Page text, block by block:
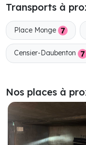
Transports à
Place Monge
Censier-Daubenton
Nos places à